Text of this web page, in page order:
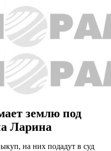
землю под
Ларина
на них подадут в суд